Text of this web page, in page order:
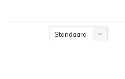
Standaard